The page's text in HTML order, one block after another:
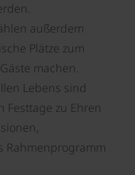
außerdem
Plätze zum
machen.
Lebens sind
zu Ehren
Rahmenprogramm